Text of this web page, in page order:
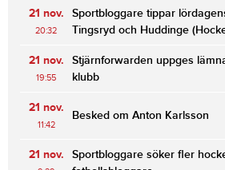
21 nov.
20:32
Sportbloggare tippar
Tingsryd och Huddinge
21 nov.
19:55
Stjärnforwarden uppges
klubb
21 nov.
11:42
Besked om Anton Karlsson
21 nov.
Sportbloggare söker fler